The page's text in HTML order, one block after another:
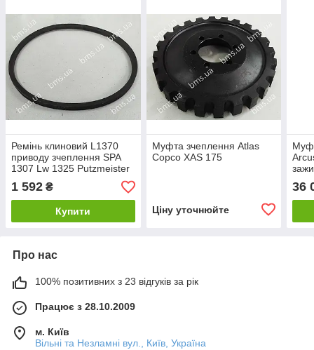
Ремінь клиновий L1370
приводу зчеплення SPA
1307 Lw 1325 Putzmeister
Р13
1 592 ₴
Купити
Муфта зчеплення Atlas
Copco XAS 175
Ціну уточнюйте
36
Про нас
100% позитивних з 23 відгуків за рік
Працює з 28.10.2009
м. Київ
Вільні та Незламні вул., Київ, Україна